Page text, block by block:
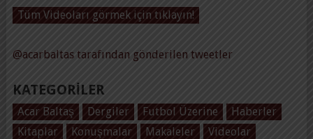
Tüm Videoları görmek için tıklayın!
@acarbaltas tarafından gönderilen tweetler
KATEGORILER
Acar Baltaş Dergiler Futbol Üzerine
Haberler
Kitaplar
Konuşmalar Makaleler
Videolar